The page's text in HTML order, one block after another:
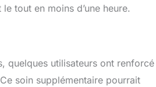
tout en moins d’une heure.
quelques utilisateurs ont renforcé
soin supplémentaire pourrait